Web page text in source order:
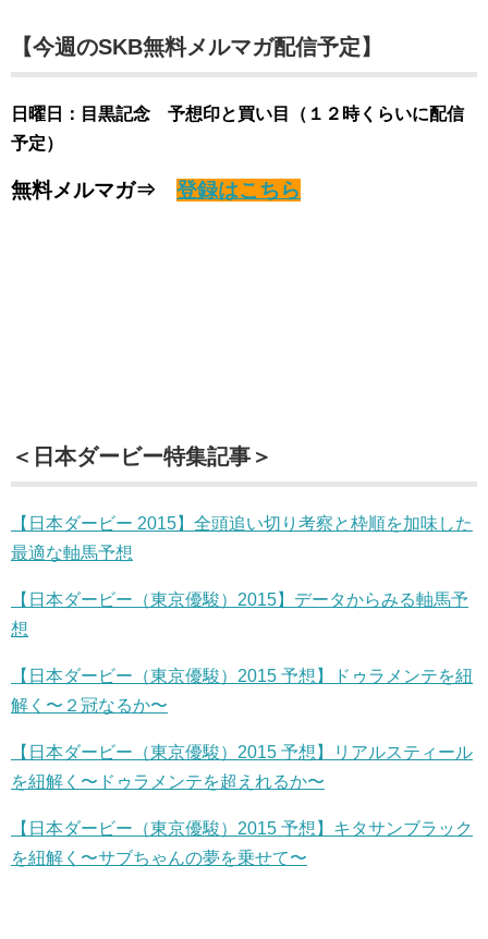
【今週のSKB無料メルマガ配信予定】
日曜日：目黒記念 予想印と買い目（１２時くらいに配信
予定）
無料メルマガ⇒ 登録はこちら
＜日本ダービー特集記事＞
【日本ダービー 2015】全頭追い切り考察と枠順を加味した
最適な軸馬予想
【日本ダービー（東京優駿）2015】データからみる軸馬予
想
【日本ダービー（東京優駿）2015 予想】ドゥラメンテを紐
解く〜２冠なるか〜
【日本ダービー（東京優駿）2015 予想】リアルスティール
を紐解く〜ドゥラメンテを超えれるか〜
【日本ダービー（東京優駿）2015 予想】キタサンブラック
を紐解く〜サブちゃんの夢を乗せて〜